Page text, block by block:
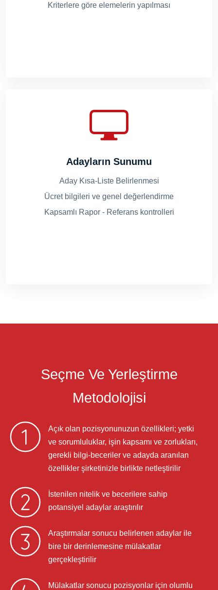
Kriterlere göre elemelerin yapılması
Adayların Sunumu
Aday Kısa-Liste Belirlenmesi
Ücret bilgileri ve genel değerlendirme
Kapsamlı Rapor - Referans kontrolleri
Seçme Ve Yerleştirme
Metodolojisi
Açık olan pozisyonunuzun özellikleri; yetki
ve sorumluluklar, işin kapsamı ve zorlukları,
gerekli bilgi-beceriler ve adayda aranılan
özellikler şirketinizle birlikte netleştirilir
İstenilen nitelik ve becerilere sahip
potansiyel adaylar araştırılır
Araştırmalar sonucu belirlenen adaylar ile
bire bir derinlemesine mülakatlar
gerçekleştirilir
Mülakatlar sonucu pozisyonlar için olumlu